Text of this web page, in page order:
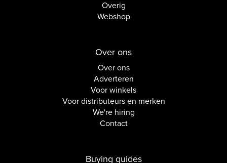
Overig
Webshop
Over ons
Over ons
Adverteren
Voor winkels
Voor distributeurs en merken
We're hiring
Contact
Buying guides